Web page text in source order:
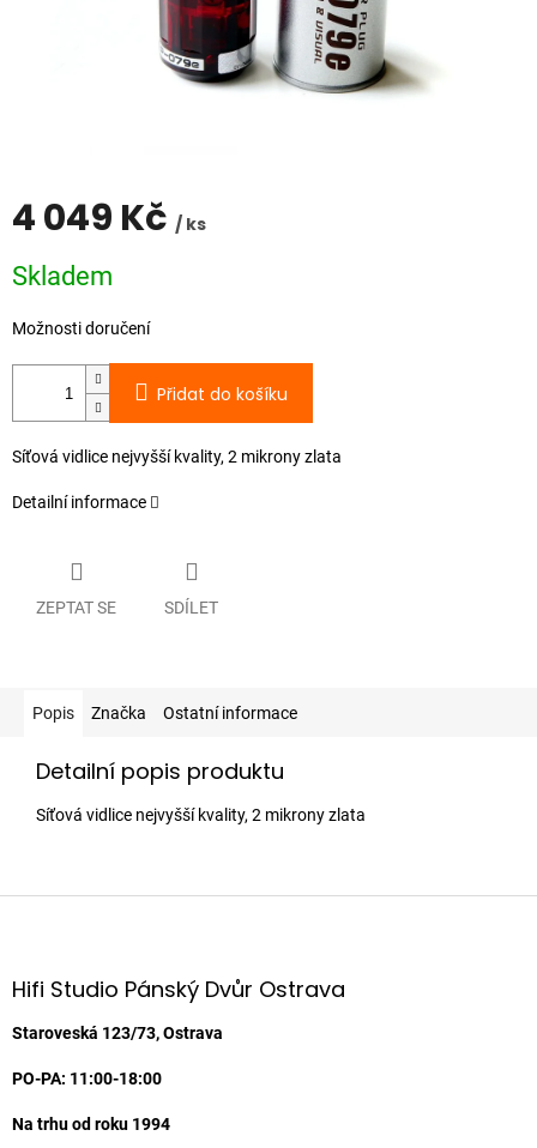
4 049 Kč / ks
cena:
Skladem
Možnosti doručení
Přidat do košíku
Síťová vidlice nejvyšší kvality, 2 mikrony zlata
Detailní informace
ZEPTAT SE SDÍLET
Popis Značka Ostatní informace
Detailní popis produktu
Síťová vidlice nejvyšší kvality, 2 mikrony zlata
Z
aHifi Studio Pánský Dvůr Ostrava
Staroveská 123/73, Ostrava
PO-PA: 11:00-18:00
Na trhu od roku 1994